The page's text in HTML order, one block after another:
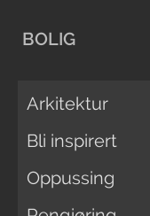
BOLIG
Arkitektur
Bli inspirert
Oppussing